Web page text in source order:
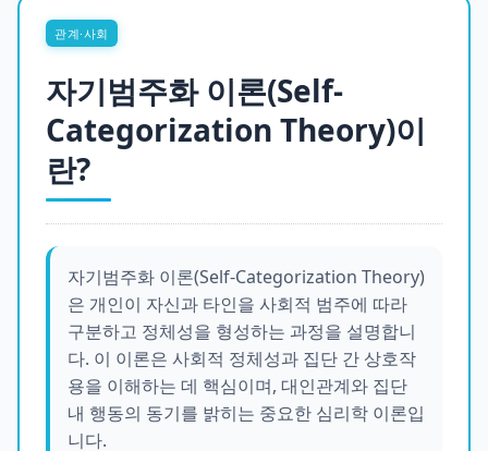
관계·사회
자기범주화 이론(Self-
Categorization Theory)이
란?
자기범주화 이론(Self-Categorization Theory)
은 개인이 자신과 타인을 사회적 범주에 따라
구분하고 정체성을 형성하는 과정을 설명합니
다. 이 이론은 사회적 정체성과 집단 간 상호작
용을 이해하는 데 핵심이며, 대인관계와 집단
내 행동의 동기를 밝히는 중요한 심리학 이론입
니다.